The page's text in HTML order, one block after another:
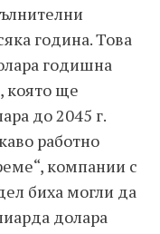
година. Това
годишна
която ще
до 2045 г.
работно
компании с
биха могли да
долара